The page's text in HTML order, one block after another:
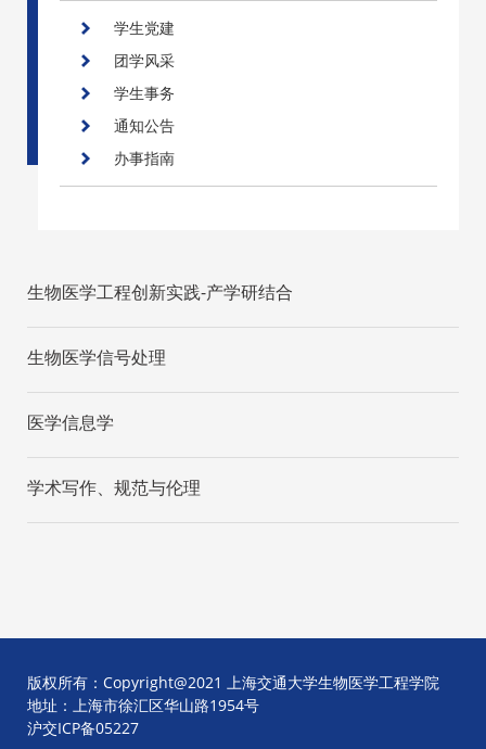
学生党建
团学风采
学生事务
通知公告
办事指南
生物医学工程创新实践-产学研结合
生物医学信号处理
医学信息学
学术写作、规范与伦理
版权所有：Copyright@2021 上海交通大学生物医学工程学院
地址：上海市徐汇区华山路1954号
沪交ICP备05227